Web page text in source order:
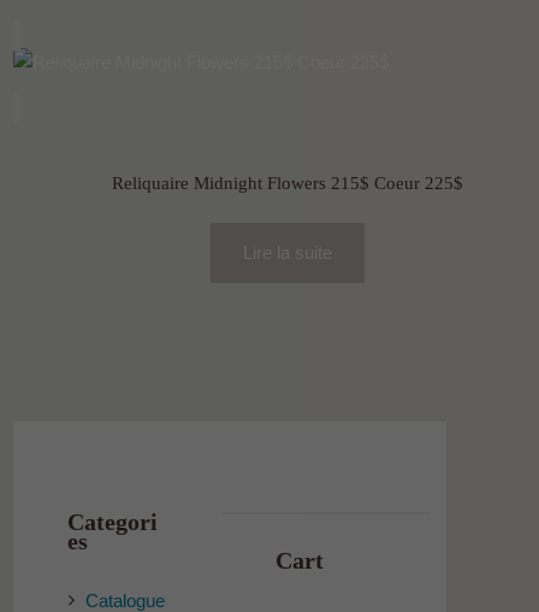
Reliquaire Midnight Flowers 215$ Coeur 225$
Lire la suite
Categori
es
Catalogue
Cart